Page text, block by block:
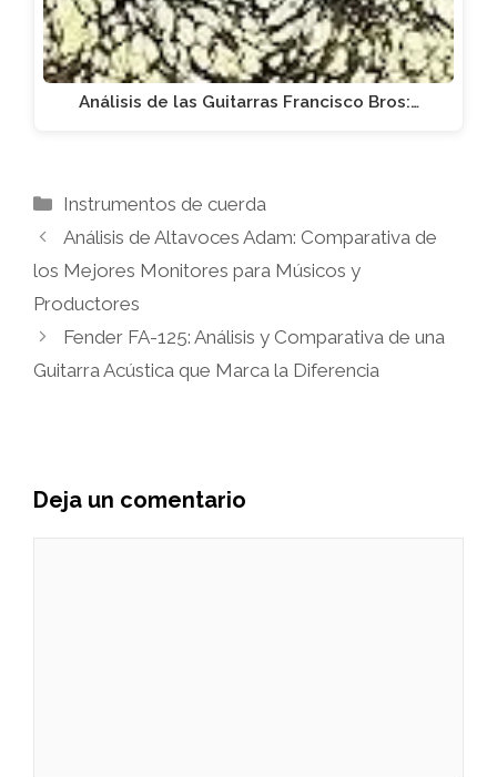
Análisis de las Guitarras Francisco Bros:…
Categorías
Instrumentos de cuerda
Análisis de Altavoces Adam: Comparativa de
los Mejores Monitores para Músicos y
Productores
Fender FA-125: Análisis y Comparativa de una
Guitarra Acústica que Marca la Diferencia
Deja un comentario